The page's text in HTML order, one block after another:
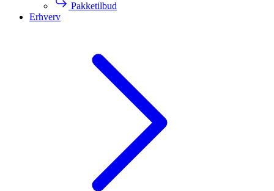
Pakketilbud
Erhverv